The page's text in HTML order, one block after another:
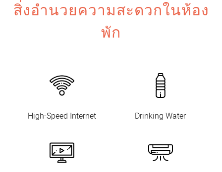
สิ่งอำนวยความสะดวกในห้อง
พัก
High-Speed Internet Drinking Water